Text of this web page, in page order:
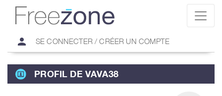
person SE CONNECTER / CRÉER UN COMPTE
PROFIL DE VAVA38